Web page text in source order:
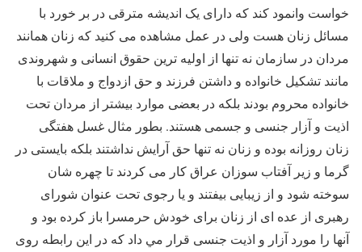
خواست وانمود کند که دارای یک اندیشه مترقی در بر خورد با
مسائل زنان هست ولی در عمل مشاهده می کنید که زنان همانند
مردان در سازمان نه تنها از اولیه ترین حقوق انسانی و شهروندی
مانند تشکیل خانواده و داشتن فرزند و حق ازدواج و ملاقات با
خانواده محروم بودند بلکه در بعضی موارد بیشتر از مردان تحت
اذیت و آزار جنسی و جسمی هستند. بطور مثال غسل هفتگی
زنان روزانه بوده و زنان نه تنها حق آرایش نداشتند بلکه بایستی در
گرما و زیر آفتاب سوزان عراق کار می کردند تا چهره شان
سوخته شود و از زیبایی بیفتند و یا رجوی تحت عنوان شورای
رهبری از عده ای از زنان برای خودش حرمسرا باز کرده بود و
آنها را مورد آزار و اذیت جنسی قرار مي داد که در این رابطه روی